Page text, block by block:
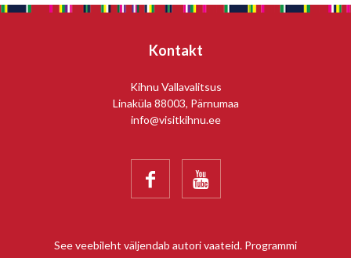
Kontakt
Kihnu Vallavalitsus
Linaküla 88003, Pärnumaa
info@visitkihnu.ee
 
See veebileht väljendab autori vaateid. Programmi